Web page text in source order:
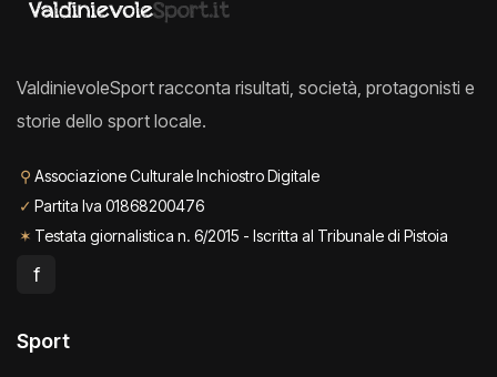
ValdinievoleSport racconta risultati, società, protagonisti e
storie dello sport locale.
⚲ Associazione Culturale Inchiostro Digitale
✓ Partita Iva 01868200476
✶ Testata giornalistica n. 6/2015 - Iscritta al Tribunale di Pistoia
f
Sport